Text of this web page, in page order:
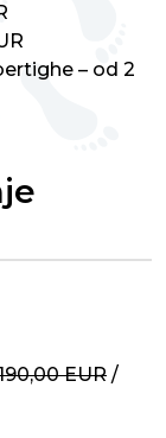
– od 2
EUR /